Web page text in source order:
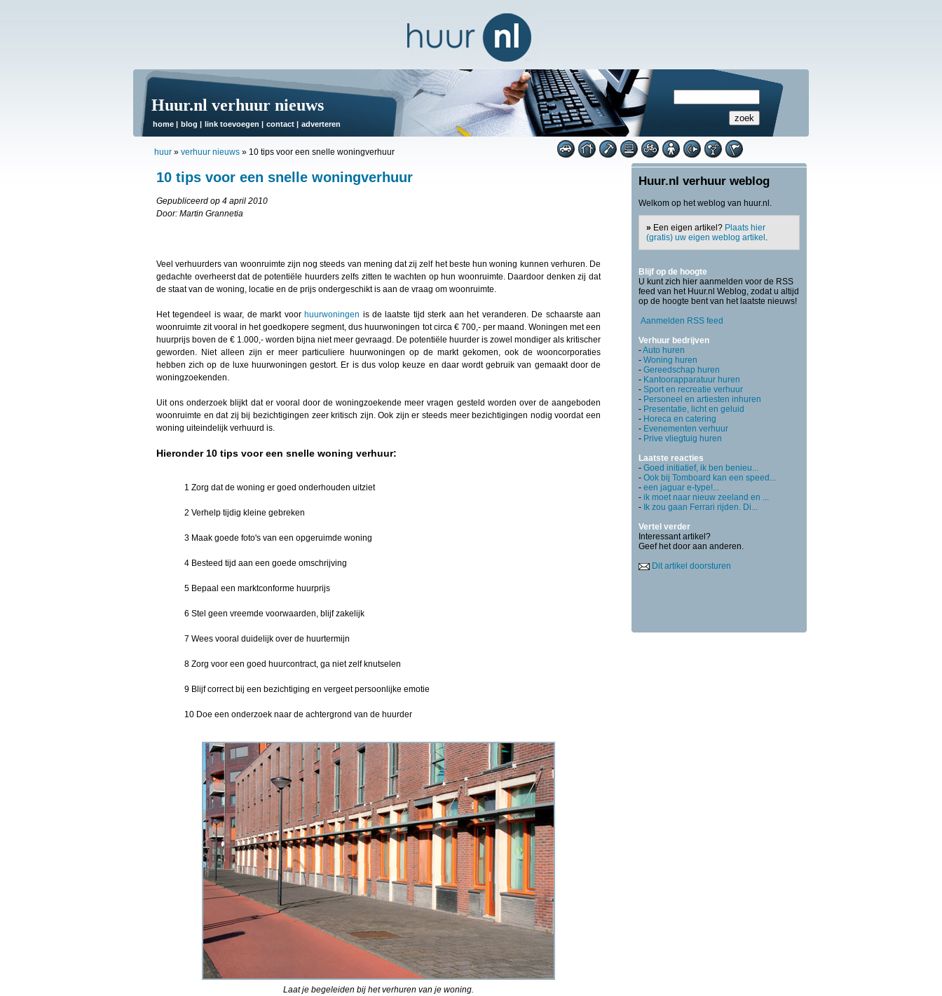
Huur.nl verhuur nieuws
home | blog | link toevoegen | contact | adverteren
huur » verhuur nieuws » 10 tips voor een snelle woningverhuur
10 tips voor een snelle woningverhuur
Gepubliceerd op 4 april 2010
Door: Martin Grannetia
Veel verhuurders van woonruimte zijn nog steeds van mening dat zij zelf het beste hun woning kunnen verhuren. De
gedachte overheerst dat de potentiële huurders zelfs zitten te wachten op hun woonruimte. Daardoor denken zij dat
de staat van de woning, locatie en de prijs ondergeschikt is aan de vraag om woonruimte.
Het tegendeel is waar, de markt voor huurwoningen is de laatste tijd sterk aan het veranderen. De schaarste aan
woonruimte zit vooral in het goedkopere segment, dus huurwoningen tot circa € 700,-per maand. Woningen met een
huurprijs boven de € 1.000,- worden bijna niet meer gevraagd. De potentiële huurder is zowel mondiger als kritischer
geworden. Niet alleen zijn er meer particuliere huurwoningen op de markt gekomen, ook de wooncorporaties
hebben zich op de luxe huurwoningen gestort. Er is dus volop keuze en daar wordt gebruik van gemaakt door de
woningzoekenden.
Uit ons onderzoek blijkt dat er vooral door de woningzoekende meer vragen gesteld worden over de aangeboden
woonruimte en dat zij bij bezichtigingen zeer kritisch zijn. Ook zijn er steeds meer bezichtigingen nodig voordat een
woning uiteindelijk verhuurd is.
Hieronder 10 tips voor een snelle woning verhuur:
1 Zorg dat de woning er goed onderhouden uitziet
2 Verhelp tijdig kleine gebreken
3 Maak goede foto's van een opgeruimde woning
4 Besteed tijd aan een goede omschrijving
5 Bepaal een marktconforme huurprijs
6 Stel geen vreemde voorwaarden, blijf zakelijk
7 Wees vooral duidelijk over de huurtermijn
8 Zorg voor een goed huurcontract, ga niet zelf knutselen
9 Blijf correct bij een bezichtiging en vergeet persoonlijke emotie
10 Doe een onderzoek naar de achtergrond van de huurder
Laat je begeleiden bij het verhuren van je woning.
Huur.nl verhuur weblog
Welkom op het weblog van huur.nl.
» Een eigen artikel? Plaats hier
(gratis) uw eigen weblog artikel .
Blijf op de hoogte
U kunt zich hier aanmelden voor de RSS
feed van het Huur.nl Weblog, zodat u altijd
op de hoogte bent van het laatste nieuws!
Aanmelden RSS feed
Verhuur bedrijven
-Auto huren
- Woning huren
- Gereedschap huren
- Kantoorapparatuur huren
- Sport en recreatie verhuur
- Personeel en artiesten inhuren
- Presentatie, licht en geluid
- Horeca en catering
- Evenementen verhuur
- Prive vliegtuig huren
Laatste reacties
- Goed initiatief, ik ben benieu...
- Ook bij Tomboard kan een speed...
- een jaguar e-type!...
- ik moet naar nieuw zeeland en ...
- Ik zou gaan Ferrari rijden. Di...
Vertel verder
Interessant artikel?
Geef het door aan anderen.
Dit artikel doorsturen